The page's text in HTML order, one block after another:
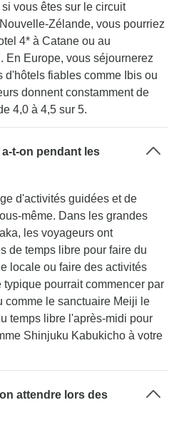
vous êtes sur le circuit
Zélande, vous pourriez
4* à Catane ou au
En Europe, vous séjournerez
d'hôtels fiables comme Ibis ou
donnent constamment de
4,0 à 4,5 sur 5.
t-on pendant les
d'activités guidées et de
même. Dans les grandes
les voyageurs ont
de temps libre pour faire du
locale ou faire des activités
pourrait commencer par
comme le sanctuaire Meiji le
temps libre l'après-midi pour
Shinjuku Kabukicho à votre
attendre lors des